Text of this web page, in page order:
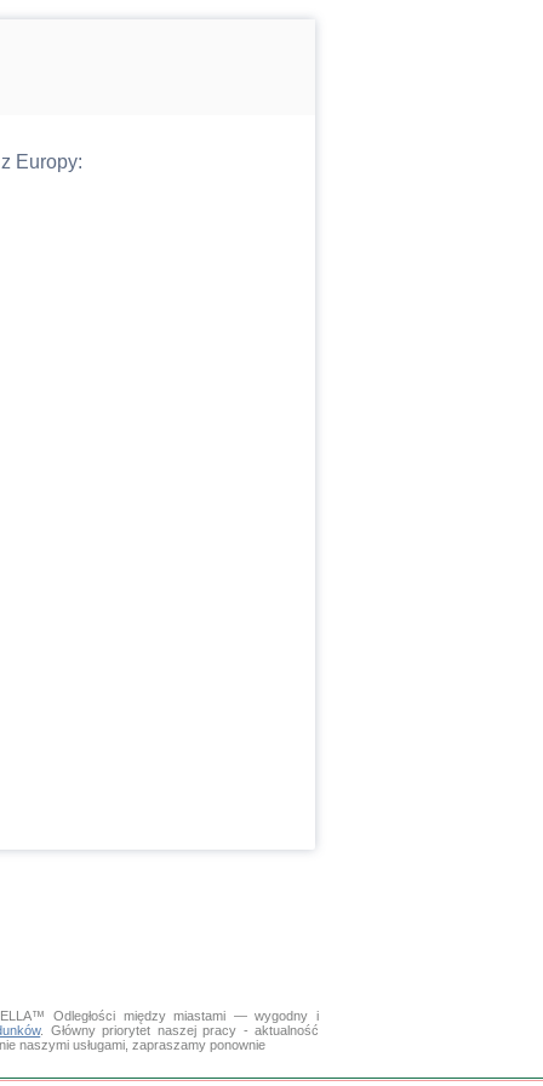
Europy:
Odległości między miastami — wygodny i
. Główny priorytet naszej pracy - aktualność
naszymi usługami, zapraszamy ponownie